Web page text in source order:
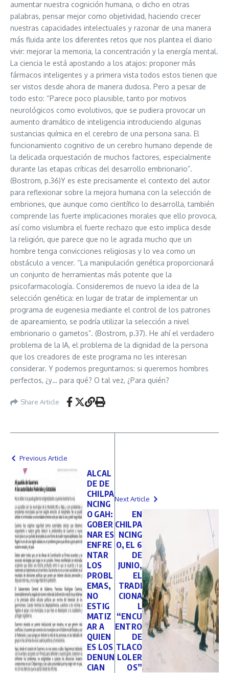
aumentar nuestra cognición humana, o dicho en otras
palabras, pensar mejor como objetividad, haciendo crecer
nuestras capacidades intelectuales y razonar de una manera
más fluida ante los diferentes retos que nos plantea el diario
vivir: mejorar la memoria, la concentración y la energía mental.
La ciencia le está apostando a los atajos: proponer más
fármacos inteligentes y a primera vista todos estos tienen que
ser vistos desde ahora de manera dudosa. Pero a pesar de
todo esto: “Parece poco plausible, tanto por motivos
neurológicos como evolutivos, que se pudiera provocar un
aumento dramático de inteligencia introduciendo algunas
sustancias química en el cerebro de una persona sana. El
funcionamiento cognitivo de un cerebro humano depende de
la delicada orquestación de muchos factores, especialmente
durante las etapas críticas del desarrollo embrionario”.
(Bostrom, p.36)Y es este precisamente el contexto del autor
para reflexionar sobre la mejora humana con la selección de
embriones, que aunque como científico lo desarrolla, también
comprende las fuerte implicaciones morales que ello provoca,
así como vislumbra el fuerte rechazo que esto implica desde
la religión, que parece que no le agrada mucho que un
hombre tenga convicciones religiosas y lo vea como un
obstáculo a vencer. “La manipulación genética proporcionará
un conjunto de herramientas más potente que la
psicofarmacología. Consideremos de nuevo la idea de la
selección genética: en lugar de tratar de implementar un
programa de eugenesia mediante el control de los patrones
de apareamiento, se podría utilizar la selección a nivel
embrionario o gametos”. (Bostrom, p.37). He ahí el verdadero
problema de la IA, el problema de la dignidad de la persona
que los creadores de este programa no les interesan
considerar. Y podemos preguntarnos: si queremos hombres
perfectos, ¿y… para qué? O tal vez, ¿Para quién?
Share Article
Previous Article
ALCAL
DE DE
CHILPA
NCING
O GAH:
GOBER
NAR ES
ENFRE
NTAR
LOS
PROBL
EMAS,
NO
ESTIG
MATIZ
AR A
QUIEN
ES LOS
DENUN
CIAN
Next Article
EN
CHILPA
NCING
O, EL 6
DE
JUNIO,
EL
TRADI
CIONA
L
“ENCU
ENTRO
DE
TLACO
LOLER
OS”